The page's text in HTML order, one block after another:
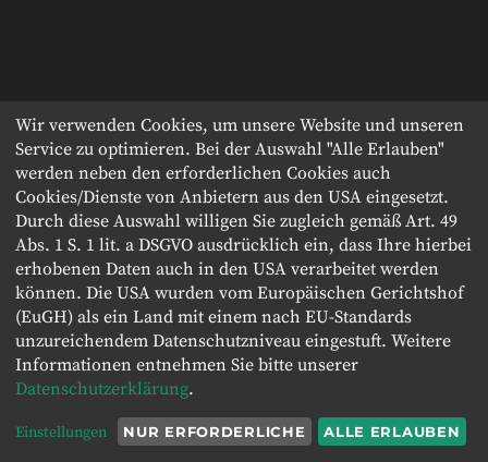
Wir verwenden Cookies, um unsere Website und unseren
Service zu optimieren. Bei der Auswahl "Alle Erlauben"
werden neben den erforderlichen Cookies auch
Cookies/Dienste von Anbietern aus den USA eingesetzt.
Durch diese Auswahl willigen Sie zugleich gemäß Art. 49
Abs. 1 S. 1 lit. a DSGVO ausdrücklich ein, dass Ihre hierbei
erhobenen Daten auch in den USA verarbeitet werden
können. Die USA wurden vom Europäischen Gerichtshof
(EuGH) als ein Land mit einem nach EU-Standards
unzureichendem Datenschutzniveau eingestuft. Weitere
Informationen entnehmen Sie bitte unserer
Datenschutzerklärung.
Einstellungen NUR ERFORDERLICHE ALLE ERLAUBEN